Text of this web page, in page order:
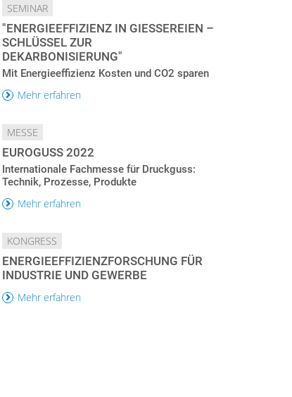
SEMINAR
"ENERGIEEFFIZIENZ IN GIESSEREIEN – S
CHLÜSSEL ZUR D
EKARBONISIERUNG"
Mit Energieeffizienz Kosten und CO2 sparen
Mehr erfahren
MESSE
EUROGUSS 2022
Internationale Fachmesse für Druckguss:
Technik, Prozesse, Produkte
Mehr erfahren
KONGRESS
ENERGIEEFFIZIENZFORSCHUNG FÜR
INDUSTRIE UND GEWERBE
Mehr erfahren